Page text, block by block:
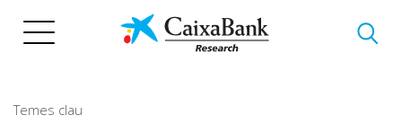
Temes clau